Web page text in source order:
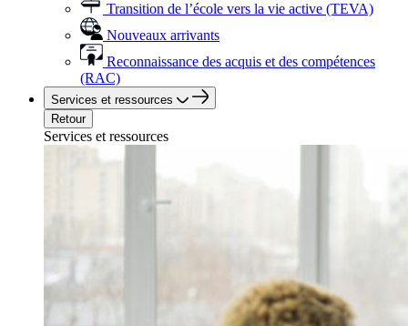
Transition de l’école vers la vie active (TEVA)
Nouveaux arrivants
Reconnaissance des acquis et des compétences
(RAC)
Services et ressources
Retour
Services et ressources